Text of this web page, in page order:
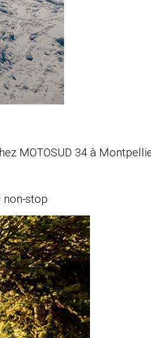
MOTOSUD 34 à
non-stop